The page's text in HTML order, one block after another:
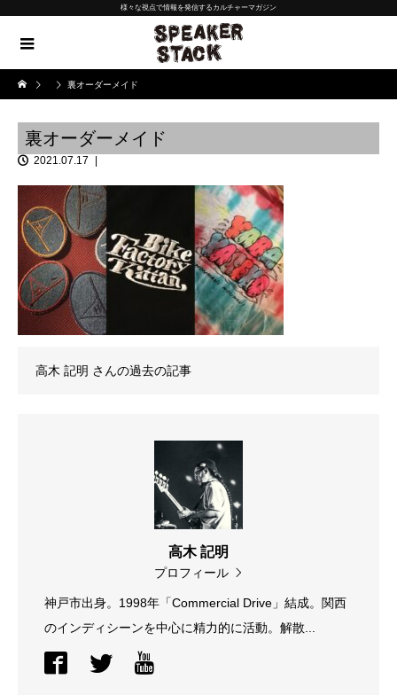
様々な視点で情報を発信するカルチャーマガジン
裏オーダーメイド
裏オーダーメイド
2021.07.17
高木 記明 さんの過去の記事
高木 記明
プロフィール
神戸市出身。1998年「Commercial Drive」結成。関西
のインディシーンを中心に精力的に活動。解散...